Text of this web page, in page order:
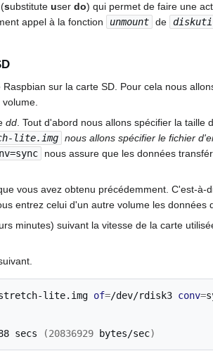
(substitute user do) qui permet de faire une
appel à la fonction
unmount de
sur la carte SD. Pour cela nous
dd. Tout d'abord nous allons spécifier la taille
lite.img nous allons spécifier le fichier
nous assure que les données
vous avez obtenu précédemment. C'est-
entrez celui d'un autre volume les données
minutes) suivant la vitesse de la carte
stretch-lite.img of=/dev/rdisk3 conv=
secs (20836929 bytes/sec)